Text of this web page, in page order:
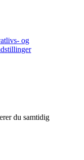
og
du samtidig